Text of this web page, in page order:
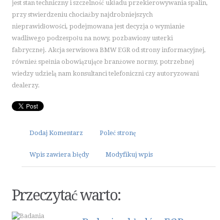
ART. DLA ZWIERZĄT
OGRÓD, ROŚLINY
CHEMIA
ART. SPOŻYWCZE
INNE SKLEPY
TRANSPORT
USŁUGI MOTORYZACYJNE
jest stan techniczny i szczelność układu przekierowywania spalin,
przy stwierdzeniu chociażby najdrobniejszych
nieprawidłowości, podejmowana jest decyzja o wymianie
wadliwego podzespołu na nowy, pozbawiony usterki
fabrycznej. Akcja serwisowa BMW EGR od strony informacyjnej,
również spełnia obowiązujące branżowe normy, potrzebnej
wiedzy udzielą nam konsultanci telefoniczni czy autoryzowani
dealerzy.
Dodaj Komentarz Poleć stronę
Wpis zawiera błędy Modyfikuj wpis
Przeczytać warto: